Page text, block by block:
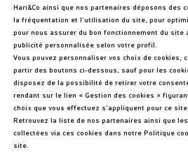
R
e
c
h
e
r
c
Hari&Co 2026 •Niveau
conforme•
Hari&Co ainsi que nos partenaires déposons des
la fréquentation et l’utilisation du site, pour
pour nous assurer du bon fonctionnement du site
publicité personnalisée selon votre profil.
Vous pouvez personnaliser vos choix de cookies,
partir des boutons ci-dessous, sauf pour les
disposez de la possibilité de retirer votre
rendant sur le lien « Gestion des cookies »
choix que vous effectuez s’appliquent pour ce site
Retrouvez la liste de nos partenaires ainsi que
collectées via ces cookies dans notre Politique
site.